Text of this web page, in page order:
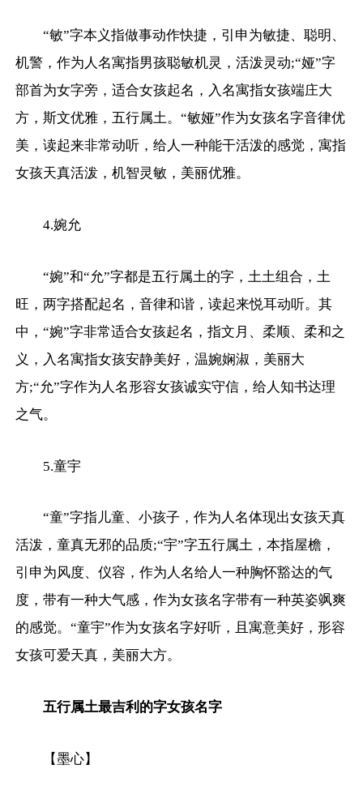
“敏”字本义指做事动作快捷，引申为敏捷、聪明、
机警，作为人名寓指男孩聪敏机灵，活泼灵动;“娅”字
部首为女字旁，适合女孩起名，入名寓指女孩端庄大
方，斯文优雅，五行属土。“敏娅”作为女孩名字音律优
美，读起来非常动听，给人一种能干活泼的感觉，寓指
女孩天真活泼，机智灵敏，美丽优雅。
4.婉允
“婉”和“允”字都是五行属土的字，土土组合，土
旺，两字搭配起名，音律和谐，读起来悦耳动听。其
中，“婉”字非常适合女孩起名，指文月、柔顺、柔和之
义，入名寓指女孩安静美好，温婉娴淑，美丽大
方;“允”字作为人名形容女孩诚实守信，给人知书达理
之气。
5.童宇
“童”字指儿童、小孩子，作为人名体现出女孩天真
活泼，童真无邪的品质;“宇”字五行属土，本指屋檐，
引申为风度、仪容，作为人名给人一种胸怀豁达的气
度，带有一种大气感，作为女孩名字带有一种英姿飒爽
的感觉。“童宇”作为女孩名字好听，且寓意美好，形容
女孩可爱天真，美丽大方。
五行属土最吉利的字女孩名字
【墨心】